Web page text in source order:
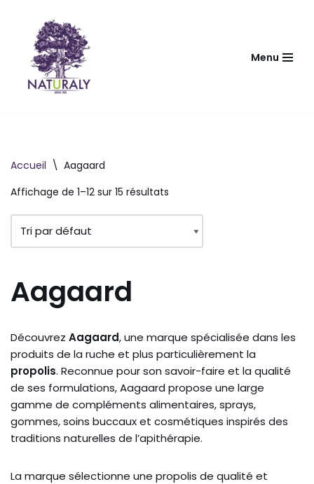
contenu
Menu
Accueil \ Aagaard
Affichage de 1–12 sur 15 résultats
Aagaard
Découvrez Aagaard, une marque spécialisée dans les
produits de la ruche et plus particulièrement la
propolis. Reconnue pour son savoir-faire et la qualité
de ses formulations, Aagaard propose une large
gamme de compléments alimentaires, sprays,
gommes, soins buccaux et cosmétiques inspirés des
traditions naturelles de l’apithérapie.
La marque sélectionne une propolis de qualité et